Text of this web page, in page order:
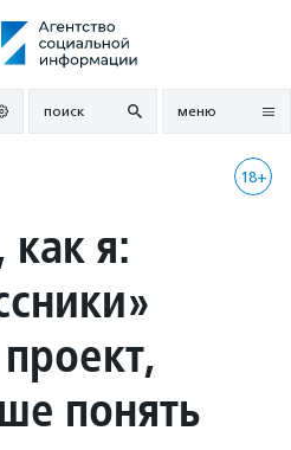
поиск меню
18+
я:
понять